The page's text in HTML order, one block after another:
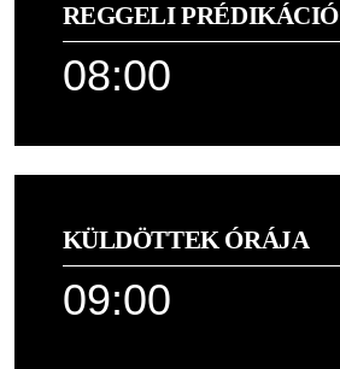
Podcast
Learn more
REGGELI PRÉDIKÁCIÓ
08:00
08:00
Igehirdetés az Omega Hálózattól
Learn more
KÜLDÖTTEK ÓRÁJA
09:00